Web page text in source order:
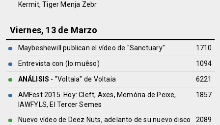
Kermit, Tiger Menja Zebr
Viernes, 13 de Marzo
Maybeshewill publican el vídeo de "Sanctuary"
1710
Entrevista con (lo:muêso)
1094
ANÁLISIS - "Voltaia" de Voltaia
6221
AMFest 2015. Hoy: Cleft, Axes, Memória de Peixe,
IAWFYLS, El Tercer Semes
1857
Nuevo vídeo de Deez Nuts, adelanto de su nuevo disco
2089